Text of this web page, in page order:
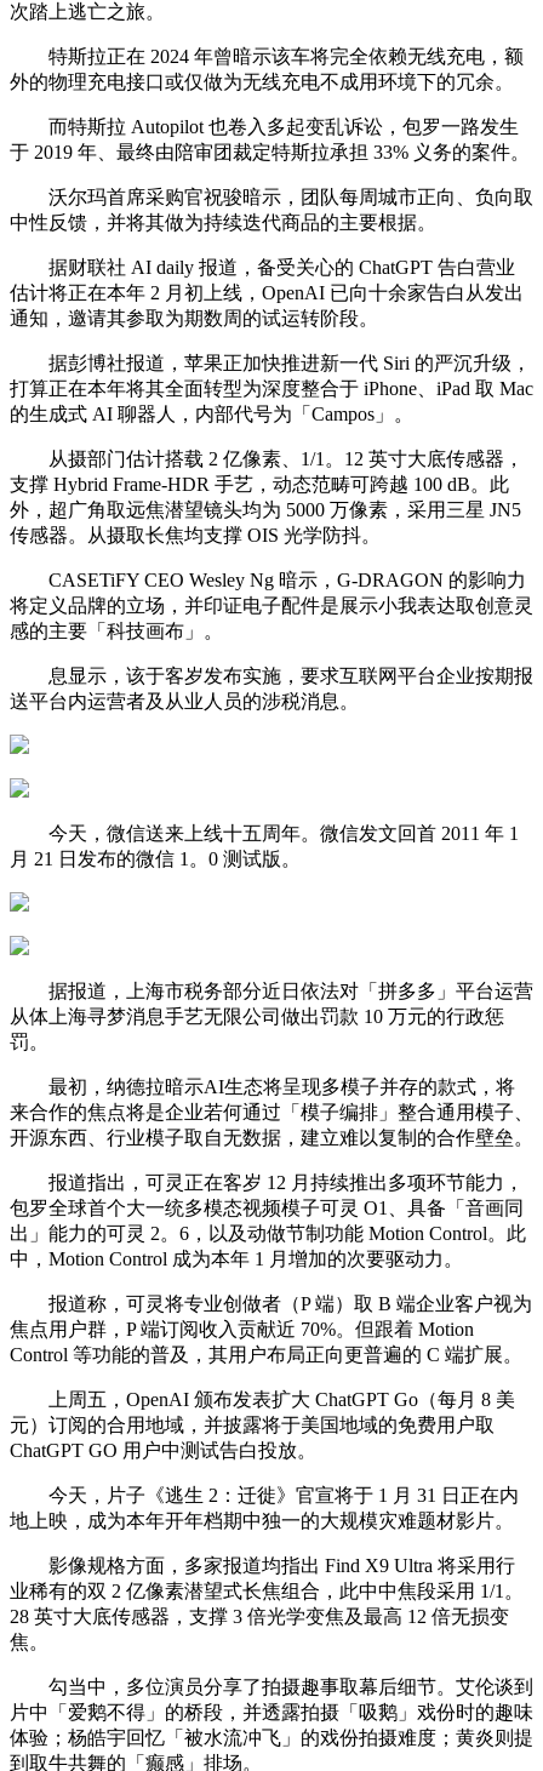
次踏上逃亡之旅。
特斯拉正在 2024 年曾暗示该车将完全依赖无线充电，额
外的物理充电接口或仅做为无线充电不成用环境下的冗余。
而特斯拉 Autopilot 也卷入多起变乱诉讼，包罗一路发生
于 2019 年、最终由陪审团裁定特斯拉承担 33% 义务的案件。
沃尔玛首席采购官祝骏暗示，团队每周城市正向、负向取
中性反馈，并将其做为持续迭代商品的主要根据。
据财联社 AI daily 报道，备受关心的 ChatGPT 告白营业
估计将正在本年 2 月初上线，OpenAI 已向十余家告白从发出
通知，邀请其参取为期数周的试运转阶段。
据彭博社报道，苹果正加快推进新一代 Siri 的严沉升级，
打算正在本年将其全面转型为深度整合于 iPhone、iPad 取 Mac
的生成式 AI 聊器人，内部代号为「Campos」。
从摄部门估计搭载 2 亿像素、1/1。12 英寸大底传感器，
支撑 Hybrid Frame-HDR 手艺，动态范畴可跨越 100 dB。此
外，超广角取远焦潜望镜头均为 5000 万像素，采用三星 JN5
传感器。从摄取长焦均支撑 OIS 光学防抖。
CASETiFY CEO Wesley Ng 暗示，G-DRAGON 的影响力
将定义品牌的立场，并印证电子配件是展示小我表达取创意灵
感的主要「科技画布」。
息显示，该于客岁发布实施，要求互联网平台企业按期报
送平台内运营者及从业人员的涉税消息。
今天，微信送来上线十五周年。微信发文回首 2011 年 1
月 21 日发布的微信 1。0 测试版。
据报道，上海市税务部分近日依法对「拼多多」平台运营
从体上海寻梦消息手艺无限公司做出罚款 10 万元的行政惩
罚。
最初，纳德拉暗示AI生态将呈现多模子并存的款式，将
来合作的焦点将是企业若何通过「模子编排」整合通用模子、
开源东西、行业模子取自无数据，建立难以复制的合作壁垒。
报道指出，可灵正在客岁 12 月持续推出多项环节能力，
包罗全球首个大一统多模态视频模子可灵 O1、具备「音画同
出」能力的可灵 2。6，以及动做节制功能 Motion Control。此
中，Motion Control 成为本年 1 月增加的次要驱动力。
报道称，可灵将专业创做者（P 端）取 B 端企业客户视为
焦点用户群，P 端订阅收入贡献近 70%。但跟着 Motion
Control 等功能的普及，其用户布局正向更普遍的 C 端扩展。
上周五，OpenAI 颁布发表扩大 ChatGPT Go（每月 8 美
元）订阅的合用地域，并披露将于美国地域的免费用户取
ChatGPT GO 用户中测试告白投放。
今天，片子《逃生 2：迁徙》官宣将于 1 月 31 日正在内
地上映，成为本年开年档期中独一的大规模灾难题材影片。
影像规格方面，多家报道均指出 Find X9 Ultra 将采用行
业稀有的双 2 亿像素潜望式长焦组合，此中中焦段采用 1/1。
28 英寸大底传感器，支撑 3 倍光学变焦及最高 12 倍无损变
焦。
勾当中，多位演员分享了拍摄趣事取幕后细节。艾伦谈到
片中「爱鹅不得」的桥段，并透露拍摄「吸鹅」戏份时的趣味
体验；杨皓宇回忆「被水流冲飞」的戏份拍摄难度；黄炎则提
到取牛共舞的「癫感」排场。